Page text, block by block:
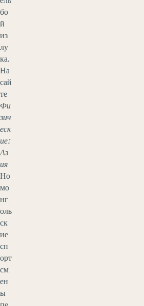
бо
й
из
лу
ка.
На
сай
те
Фи
зич
еск
ие:
Аз
ия
Но
мо
нг
оль
ск
ие
сп
орт
см
ен
ы